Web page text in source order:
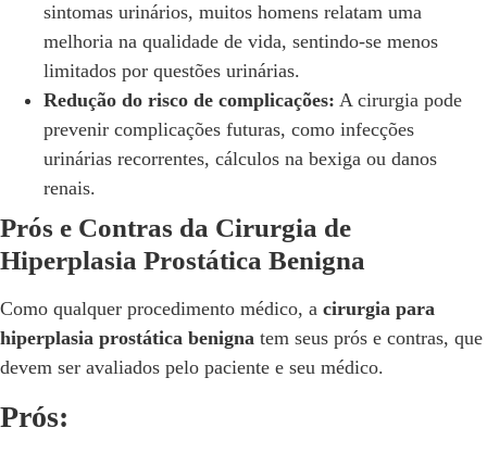
sintomas urinários, muitos homens relatam uma
melhoria na qualidade de vida, sentindo-se menos
limitados por questões urinárias.
Redução do risco de complicações: A cirurgia pode
prevenir complicações futuras, como infecções
urinárias recorrentes, cálculos na bexiga ou danos
renais.
Prós e Contras da Cirurgia de
Hiperplasia Prostática Benigna
Como qualquer procedimento médico, a cirurgia para
hiperplasia prostática benigna tem seus prós e contras, que
devem ser avaliados pelo paciente e seu médico.
Prós: